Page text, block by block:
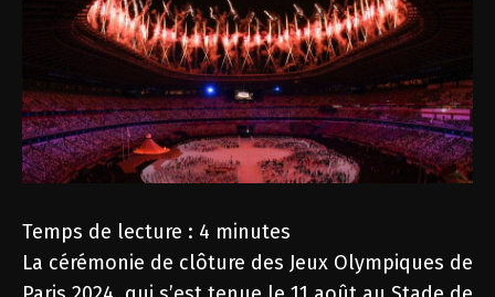
Temps de lecture : 4 minutes
La cérémonie de clôture des Jeux Olympiques de